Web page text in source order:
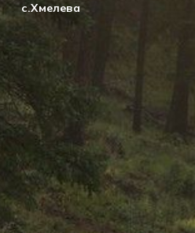
с.Хмелева